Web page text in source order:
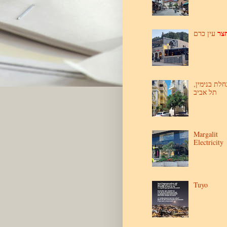
עין כרם
בנימין,
תל אביב
Margalit
Electricity
Tuyo